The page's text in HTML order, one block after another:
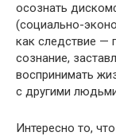
осознать
(социально-
как след­ствие —
со­знание,
воспринимать
с другими
Интересно то,